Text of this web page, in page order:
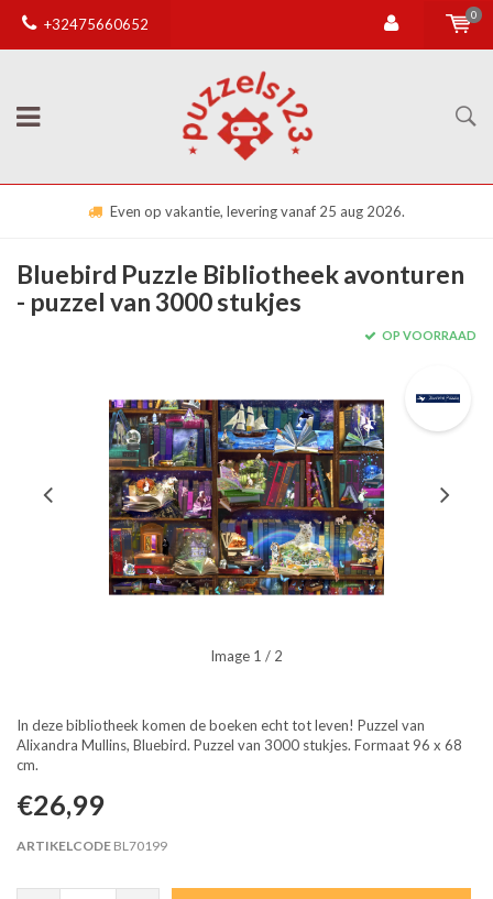
+32475660652
0
Even op vakantie, levering vanaf 25 aug 2026.
Bluebird Puzzle Bibliotheek avonturen
- puzzel van 3000 stukjes
OP VOORRAAD
Image 1 / 2
In deze bibliotheek komen de boeken echt tot leven! Puzzel van
Alixandra Mullins, Bluebird. Puzzel van 3000 stukjes. Formaat 96 x 68
cm.
€26,99
ARTIKELCODE BL70199